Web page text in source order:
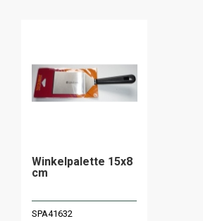
Winkelpalette 15x8
cm
SPA41632